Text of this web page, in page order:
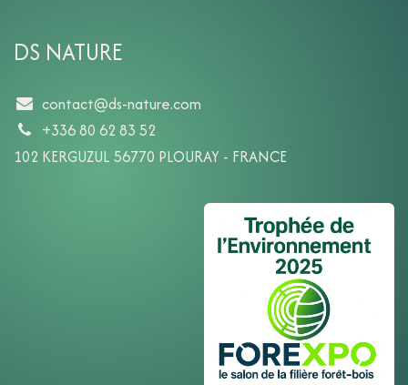
DS NATURE
contact@ds-nature.com
+336 80 62 83 52
102 KERGUZUL 56770 PLOURAY - FRANCE